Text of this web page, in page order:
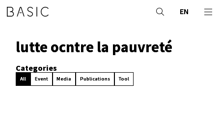
EN
lutte ocntre la pauvreté
Categories
All Event Media Publications Tool